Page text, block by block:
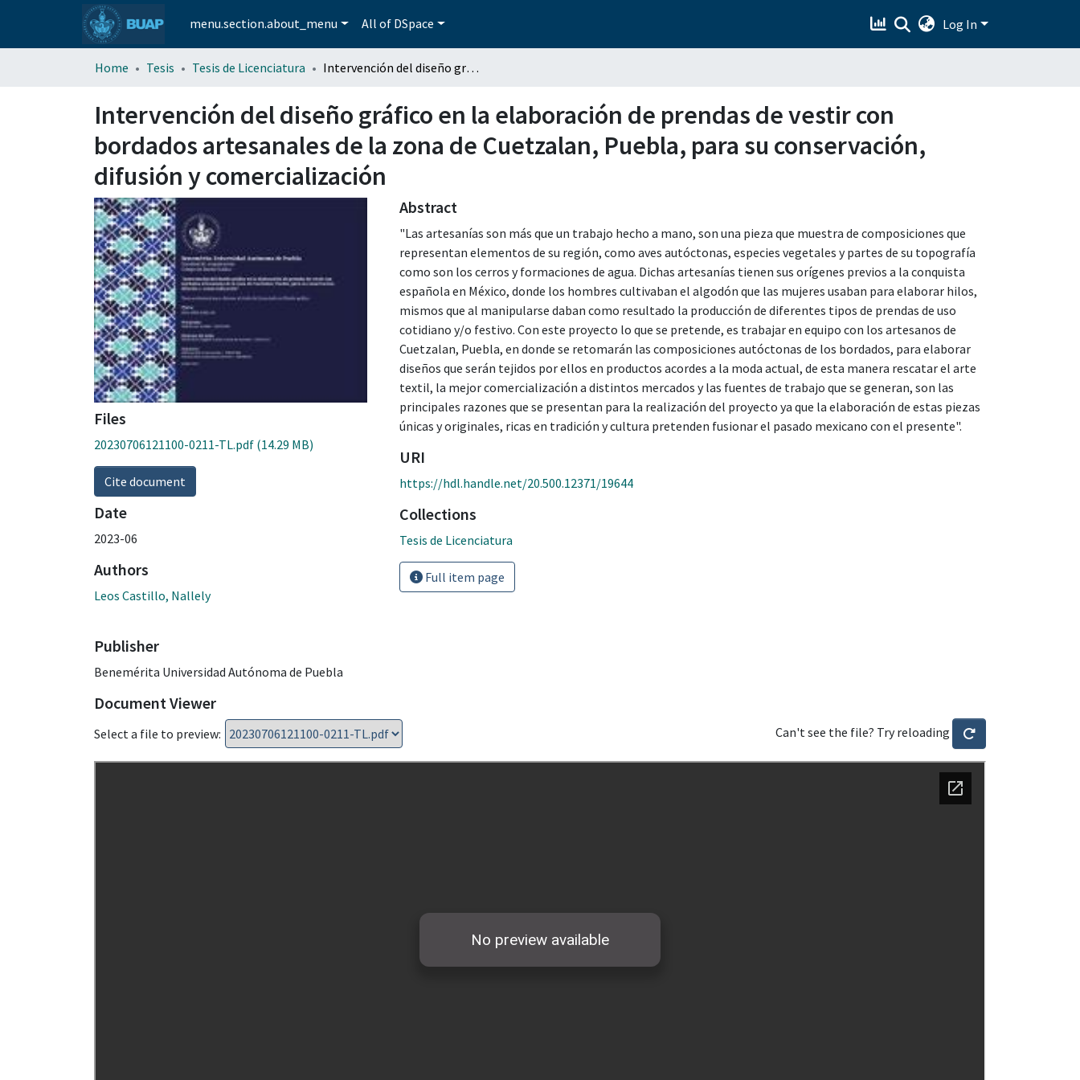
menu.section.about_menu All of DSpace Log In
Home Tesis Tesis de Licenciatura Intervención del diseño gráfico en la elaboración de prendas de vestir con bordados artesanales de la zona de Cuetzalan, Puebla, para su conservación, difusión y comercialización
Intervención del diseño gráfico en la elaboración de prendas de vestir con
bordados artesanales de la zona de Cuetzalan, Puebla, para su conservación,
difusión y comercialización
Files
20230706121100-0211-TL.pdf (14.29 MB)
Cite document
Date
2023-06
Authors
Leos Castillo, Nallely
Publisher
Benemérita Universidad Autónoma de Puebla
Abstract
"Las artesanías son más que un trabajo hecho a mano, son una pieza que muestra de composiciones que
representan elementos de su región, como aves autóctonas, especies vegetales y partes de su topografía
como son los cerros y formaciones de agua. Dichas artesanías tienen sus orígenes previos a la conquista
española en México, donde los hombres cultivaban el algodón que las mujeres usaban para elaborar hilos,
mismos que al manipularse daban como resultado la producción de diferentes tipos de prendas de uso
cotidiano y/o festivo. Con este proyecto lo que se pretende, es trabajar en equipo con los artesanos de
Cuetzalan, Puebla, en donde se retomarán las composiciones autóctonas de los bordados, para elaborar
diseños que serán tejidos por ellos en productos acordes a la moda actual, de esta manera rescatar el arte
textil, la mejor comercialización a distintos mercados y las fuentes de trabajo que se generan, son las
principales razones que se presentan para la realización del proyecto ya que la elaboración de estas piezas
únicas y originales, ricas en tradición y cultura pretenden fusionar el pasado mexicano con el presente".
URI
https://hdl.handle.net/20.500.12371/19644
Collections
Tesis de Licenciatura
Full item page
Document Viewer
Select a file to preview: Can't see the file? Try reloading